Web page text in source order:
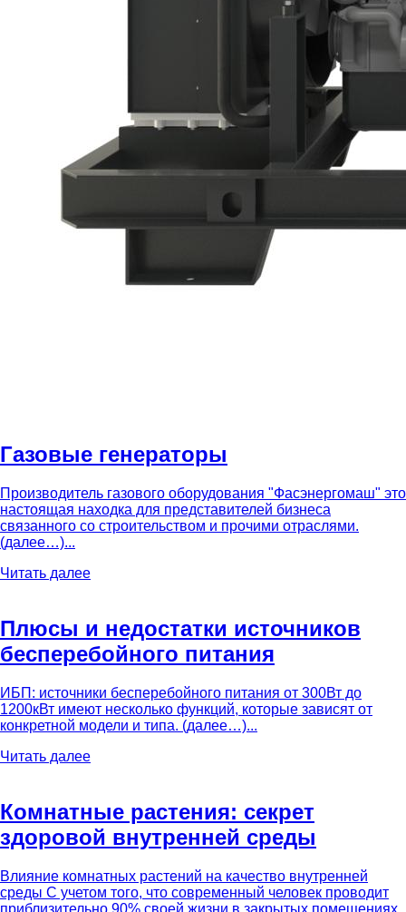
Газовые генераторы
Производитель газового оборудования "Фасэнергомаш" это
настоящая находка для представителей бизнеса
связанного со строительством и прочими отраслями.
(далее…)...
Читать далее
Плюсы и недостатки источников
бесперебойного питания
ИБП: источники бесперебойного питания от 300Вт до
1200кВт имеют несколько функций, которые зависят от
конкретной модели и типа. (далее…)...
Читать далее
Комнатные растения: секрет
здоровой внутренней среды
Влияние комнатных растений на качество внутренней
среды С учетом того, что современный человек проводит
приблизительно 90% своей жизни в закрытых помещениях,